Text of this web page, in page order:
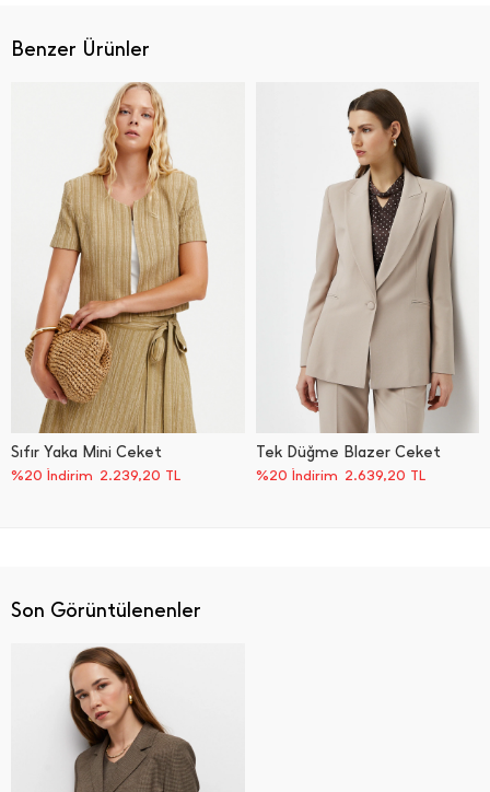
Benzer Ürünler
Sıfır Yaka Mini Ceket
%20 İndirim 2.239,20 TL
Tek Düğme Blazer Ceket
%20 İndirim 2.639,20 TL
Son Görüntülenenler